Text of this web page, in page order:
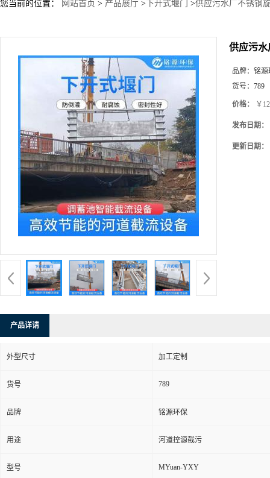
您当前的位置： 网站首页 > 产品展厅 > 下开式堰门 >供应污水厂不锈钢
供应污水
品牌： 铭源
货号： 789
价格： ￥
发布日期：
更新日期：
产品详请
外型尺寸 加工定制
货号 789
品牌 铭源环保
用途 河道控源截污
型号 MYuan-YXY